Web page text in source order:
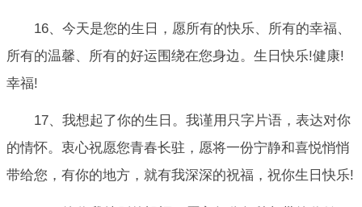
16、今天是您的生日，愿所有的快乐、所有的幸福、
所有的温馨、所有的好运围绕在您身边。生日快乐!健康!
幸福!
17、我想起了你的生日。我谨用只字片语，表达对你
的情怀。衷心祝愿您青春长驻，愿将一份宁静和喜悦悄悄
带给您，有你的地方，就有我深深的祝福，祝你生日快乐!